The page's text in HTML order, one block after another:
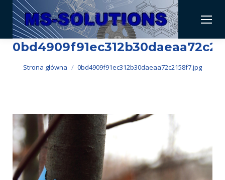
Jesteś tutaj:
Strona główna 0bd4909f91ec312b30daeaa72c2158f7.jpg